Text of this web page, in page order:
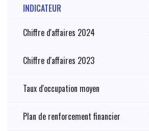
INDICATEUR
Chiffre d'affaires 2024
Chiffre d'affaires 2023
Taux d'occupation moyen
Plan de renforcement financier